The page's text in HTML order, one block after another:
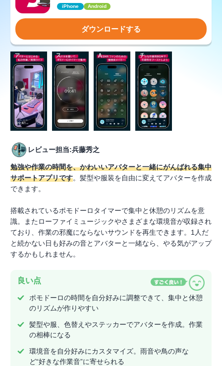
iPhone Android
ダウンロードする
レビュー担当:兵藤秀之
勉強や作業の時間を、かわいいアバターと一緒にがんばれる集中
サポートアプリです。髪型や服装を自由に変えてアバターを作成
できます。
搭載されているポモドーロタイマーで集中と休憩のリズムを意
識。またローファイミュージックやさまざまな環境音が収録され
ており、作業の邪魔にならないサウンドを再生できます。1人だ
と続かない日も好みの音とアバターと一緒なら、やる気がアップ
するかもしれません。
良い点
ポモドーロの時間を自分好みに調整できて、集中と休憩
のリズムが作りやすい
髪型や服、色替えやステッカーでアバターを作成。作業
の相棒になる
環境音を自分好みにカスタマイズ。雨音や鳥の声な
ど“好きな作業音”に寄せられる